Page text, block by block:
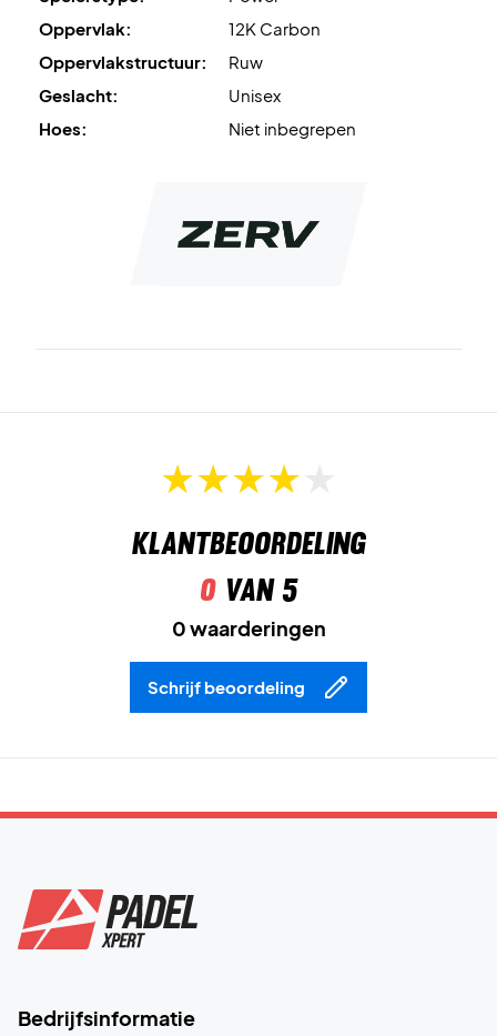
Oppervlak:
12K Carbon
Oppervlakstructuur:
Ruw
Geslacht:
Unisex
Hoes:
Niet inbegrepen
Klantbeoordeling
0van 5
0 waarderingen
Schrijf beoordeling
Bedrijfsinformatie